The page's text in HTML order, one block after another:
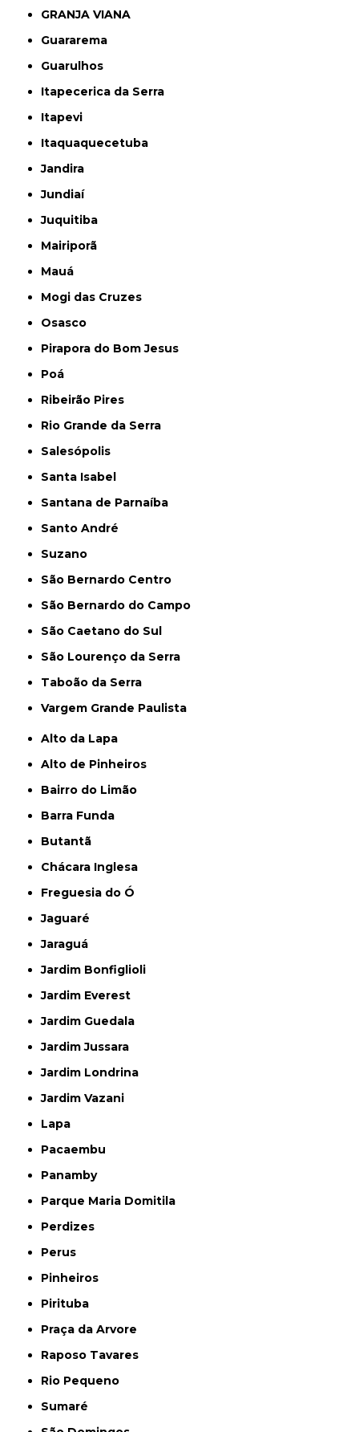
GRANJA VIANA
Guararema
Guarulhos
Itapecerica da Serra
Itapevi
Itaquaquecetuba
Jandira
Jundiaí
Juquitiba
Mairiporã
Mauá
Mogi das Cruzes
Osasco
Pirapora do Bom Jesus
Poá
Ribeirão Pires
Rio Grande da Serra
Salesópolis
Santa Isabel
Santana de Parnaíba
Santo André
Suzano
São Bernardo Centro
São Bernardo do Campo
São Caetano do Sul
São Lourenço da Serra
Taboão da Serra
Vargem Grande Paulista
Alto da Lapa
Alto de Pinheiros
Bairro do Limão
Barra Funda
Butantã
Chácara Inglesa
Freguesia do Ó
Jaguaré
Jaraguá
Jardim Bonfiglioli
Jardim Everest
Jardim Guedala
Jardim Jussara
Jardim Londrina
Jardim Vazani
Lapa
Pacaembu
Panamby
Parque Maria Domitila
Perdizes
Perus
Pinheiros
Pirituba
Praça da Arvore
Raposo Tavares
Rio Pequeno
Sumaré